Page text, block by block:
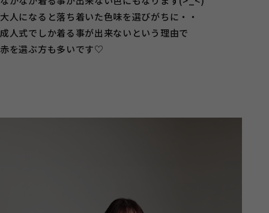
大人になると落ち着いた色味を選びがちに・・
成人式でしか着る事が出来ないという理由で
赤を選ぶ方も多いです♡